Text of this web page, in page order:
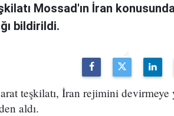
Mossad'ın İran
bildirildi.
teşkilatı, İran rejimini
aldı.